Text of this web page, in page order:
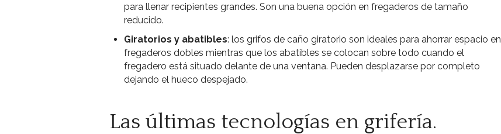
para llenar recipientes grandes. Son una buena opción en fregaderos de tamaño
reducido.
Giratorios y abatibles: los grifos de caño giratorio son ideales para ahorrar espacio en
fregaderos dobles mientras que los abatibles se colocan sobre todo cuando el
fregadero está situado delante de una ventana. Pueden desplazarse por completo
dejando el hueco despejado.
Las últimas tecnologías en grifería.